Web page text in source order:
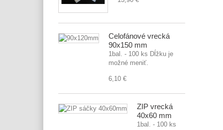
Celofánové vrecká
90x150 mm
1bal. - 100 ks Dĺžku je
možné meniť.
6,10 €
ZIP vrecká
40x60 mm
1bal. - 100 ks